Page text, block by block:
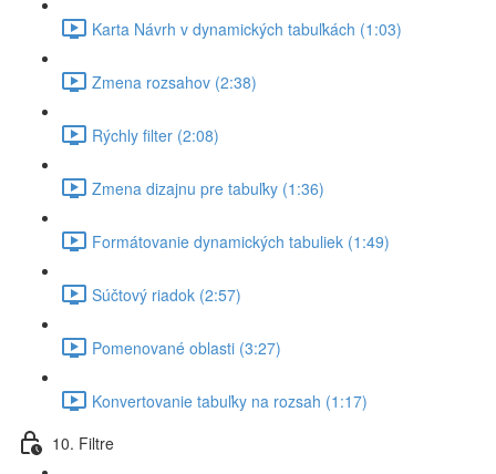
Karta Návrh v dynamických tabuľkách (1:03)
Zmena rozsahov (2:38)
Rýchly filter (2:08)
Zmena dizajnu pre tabuľky (1:36)
Formátovanie dynamických tabuliek (1:49)
Súčtový riadok (2:57)
Pomenované oblasti (3:27)
Konvertovanie tabuľky na rozsah (1:17)
10. Filtre